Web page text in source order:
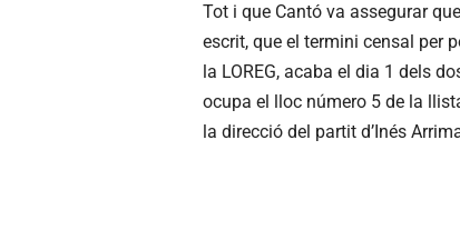
Tot i que Cantó va assegurar
escrit, que el termini censal per
la LOREG, acaba el dia 1 dels
ocupa el lloc número 5 de la
la direcció del partit d’Inés